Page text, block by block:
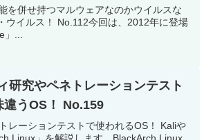
を併せ持つマルウェアなのかウイルスな
イルス！ No.112今回は、2012年に登場
...
研究やペネトレーションテスト
うOS！ No.159
レーションテストで使われるOS！ Kaliや